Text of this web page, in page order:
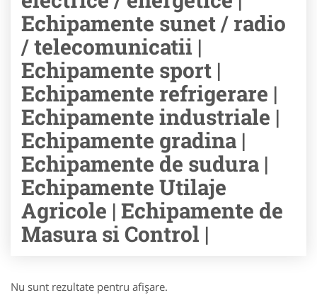
Echipamente sunet / radio
/ telecomunicatii |
Echipamente sport |
Echipamente refrigerare |
Echipamente industriale |
Echipamente gradina |
Echipamente de sudura |
Echipamente Utilaje
Agricole | Echipamente de
Masura si Control |
Nu sunt rezultate pentru afişare.